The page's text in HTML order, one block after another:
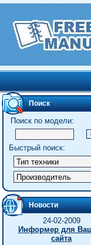
Поиск
Поиск по модели:
Быстрый поиск:
Новости
24-02-2009
Информер для
сайта